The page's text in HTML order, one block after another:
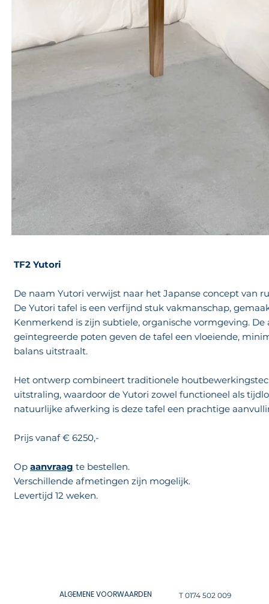
TF2 Yutori
De naam Yutori verwijst naar het Japanse concept van
De Yutori tafel is een verfijnd stuk vakmanschap,
Kenmerkend is zijn subtiele, organische vormgeving.
geïntegreerde poten geven de tafel een vloeiende,
balans uitstraalt.
Het ontwerp combineert traditionele
uitstraling, waardoor de Yutori zowel functioneel als
natuurlijke afwerking is deze tafel een prachtige
Prijs vanaf € 6250,-
Op aanvraag te bestellen.
Verschillende afmetingen zijn mogelijk.
Levertijd 12 weken.
T 0174 502 009
ALGEMENE VOORWAARDEN